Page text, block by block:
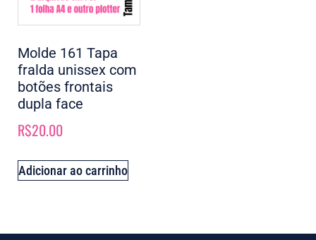
Molde 161 Tapa
fralda unissex com
botões frontais
dupla face
R$20.00
Adicionar ao carrinho